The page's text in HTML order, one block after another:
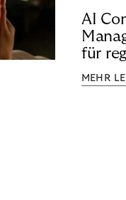
AI
für
MEHR